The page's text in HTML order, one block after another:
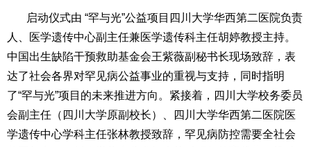
启动仪式由 “罕与光”公益项目四川大学华西第二医院负责
人、医学遗传中心副主任兼医学遗传科主任胡婷教授主持。
中国出生缺陷干预救助基金会王紫薇副秘书长现场致辞，表
达了社会各界对罕见病公益事业的重视与支持，同时指明
了“罕与光”项目的未来推进方向。紧接着，四川大学校务委员
会副主任（四川大学原副校长）、
四川大学华西第二医院医
学遗传中心学科主任张林教授致辞，罕见病防控需要全社会